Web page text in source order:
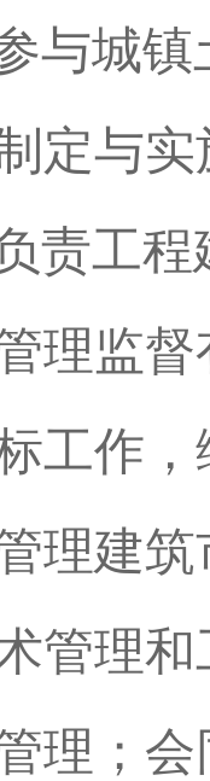
参与城
定与实
负责工
理监
工作
理建
管理
理；